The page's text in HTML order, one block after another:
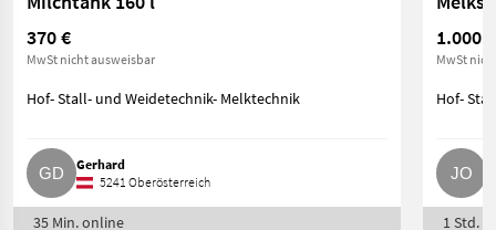
370 €
MwSt nicht ausweisbar
Hof- Stall- und Weidetechnik- Melktechnik
Gerhard
5241 Oberösterreich
35 Min. online
1.000 €
MwSt
Hof-
1 Std.